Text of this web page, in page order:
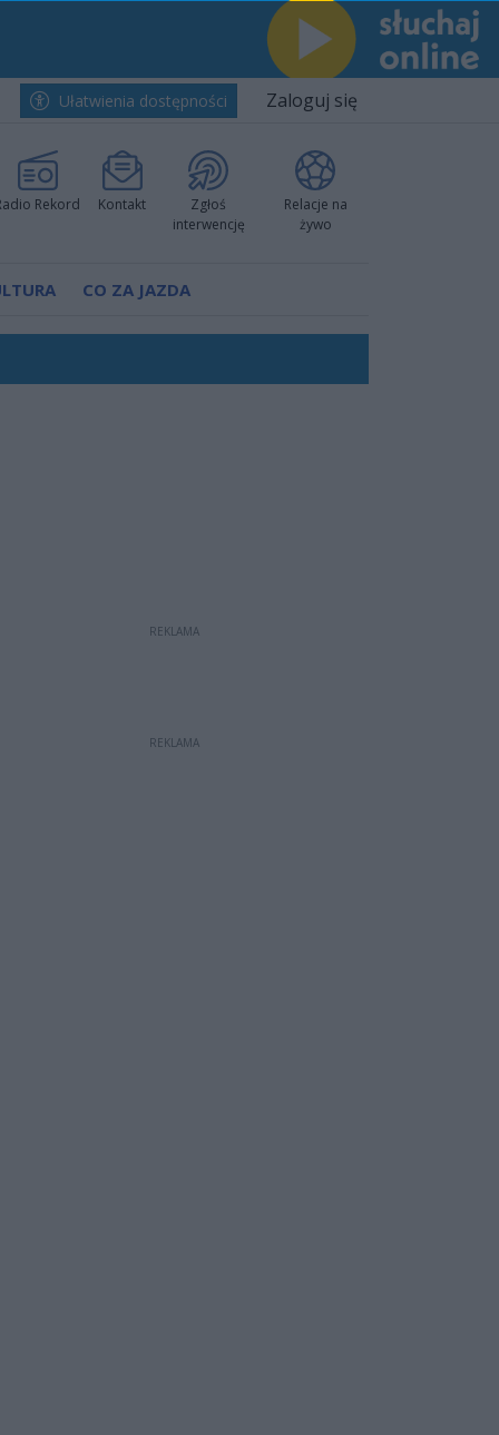
Ułatwienia dostępności Zaloguj się
Rekord Kontakt
Zgłoś
interwencję
Relacje na
żywo
CO ZA JAZDA
REKLAMA
REKLAMA